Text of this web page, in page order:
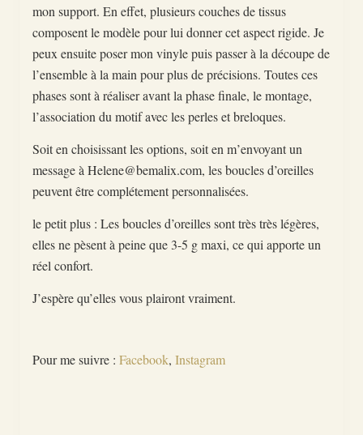
mon support. En effet, plusieurs couches de tissus
composent le modèle pour lui donner cet aspect rigide. Je
peux ensuite poser mon vinyle puis passer à la découpe de
l’ensemble à la main pour plus de précisions. Toutes ces
phases sont à réaliser avant la phase finale, le montage,
l’association du motif avec les perles et breloques.
Soit en choisissant les options, soit en m’envoyant un
message à Helene@bemalix.com, les boucles d’oreilles
peuvent être complétement personnalisées.
le petit plus : Les boucles d’oreilles sont très très légères,
elles ne pèsent à peine que 3-5 g maxi, ce qui apporte un
réel confort.
J’espère qu’elles vous plairont vraiment.
Pour me suivre : Facebook, Instagram